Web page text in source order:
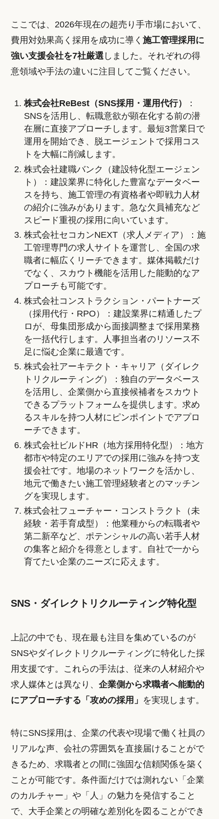
ここでは、2026年現在の超売り手市場において、
費用対効果高く採用を成功に導く施工管理採用に
強い支援会社を7社厳選 しました。それぞれの得
意領域や手法の違いに注目してご覧ください。
株式会社ReBest（SNS採用・運用代行）
：
SNSを活用し、転職意欲が顕在化する前の潜
在層に直接アプローチします。最短3営業日で
運用を開始でき、脱エージェントで採用コス
トを大幅に削減します。
株式会社建職バンク（建設特化型エージェン
ト）：建設業界に特化した豊富なデータベー
スを持ち、施工管理の有資格者や即戦力人材
の紹介に強みがあります。急な欠員補充など
スピード重視の採用に向いています。
株式会社セコカンNEXT（求人メディア）：施
工管理専門の求人サイトを運営し、全国の求
職者に幅広くリーチできます。媒体掲載だけ
でなく、スカウト機能を活用した能動的なア
プローチも可能です。
株式会社コンストラクション・パートナーズ
（採用代行・RPO）：建設業界に精通したプ
ロが、母集団形成から面接調整まで採用業務
を一括代行します。人事担当者のリソース不
足に悩む企業に最適です。
株式会社アーキテクト・キャリア（ダイレク
トリクルーティング）：独自のデータベース
を活用し、企業側から直接候補者をスカウト
できるプラットフォームを提供します。求め
るスキルを持つ人材にピンポイントでアプロ
ーチできます。
株式会社ビルドHR（地方採用特化型）：地方
都市や特定のエリアでの採用に強みを持つ支
援会社です。地場のネットワークを活かし、
地元で働きたい施工管理経験者とのマッチン
グを実現します。
株式会社フューチャー・コンストラクト（未
経験・若手育成型）：他業種からの転職者や
第二新卒など、ポテンシャルの高い若手人材
の集客と紹介を得意とします。自社で一から
育てたい企業のニーズに応えます。
SNS・ダイレクトリクルーティング特化型
上記の中でも、現在最も注目を集めているのが
SNSやダイレクトリクルーティングに特化した採
用支援です。これらの手法は、従来の人材紹介や
求人媒体とは異なり、企業側から求職者へ能動的
にアプローチする「攻めの採用」 を実現します。
特にSNS採用は、企業の代表や現場で働く社員の
リアルな声、会社の雰囲気を直接届けることがで
きるため、求職者との間に強固な信頼関係を築く
ことが可能です。条件面だけでは測れない「企業
のカルチャー」や「人」の魅力を発信すること
で、大手企業との明確な差別化を図ることができ